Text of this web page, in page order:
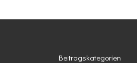
Beitragskategorien